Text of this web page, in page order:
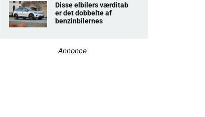
Disse elbilers værditab
er det dobbelte af
benzinbilernes
Annonce